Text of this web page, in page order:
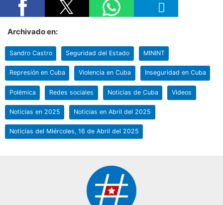
Archivado en:
Sandro Castro Seguridad del Estado MININT
Represión en Cuba Violencia en Cuba Inseguridad en Cuba
Polémica Redes sociales Noticias de Cuba Videos
Noticias en 2025 Noticias en Abril del 2025
Noticias del Miércoles, 16 de Abril del 2025